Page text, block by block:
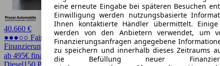
40.660 €
●●●○○ Fairer Preis
Finanzierung möglich
ab 495€ finanzieren ↗
eine erneute Eingabe bei späteren Besuchen
Einwilligung werden nutzungsbasierte
Ihnen kontaktierte Händler übermittelt. Einige
werden von den Anbietern verwendet, um
Finanzierungsanfragen angegebene
zu speichern und innerhalb dieses Zeitraums
die Befüllung neuer